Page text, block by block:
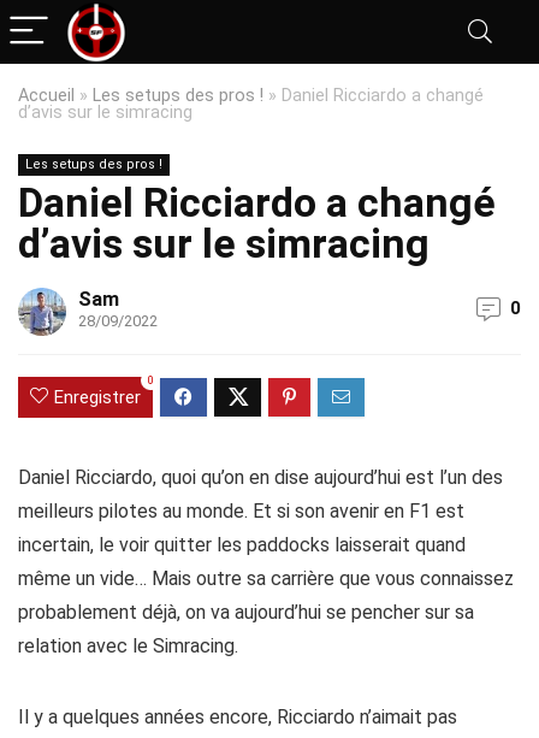
Accueil » Les setups des pros ! » Daniel Ricciardo a changé
d’avis sur le simracing
Les setups des pros !
Daniel Ricciardo a changé
d’avis sur le simracing
Sam
28/09/2022
0
Enregistrer
0
Daniel Ricciardo, quoi qu’on en dise aujourd’hui est l’un des
meilleurs pilotes au monde. Et si son avenir en F1 est
incertain, le voir quitter les paddocks laisserait quand
même un vide… Mais outre sa carrière que vous connaissez
probablement déjà, on va aujourd’hui se pencher sur sa
relation avec le Simracing.
Il y a quelques années encore, Ricciardo n’aimait pas